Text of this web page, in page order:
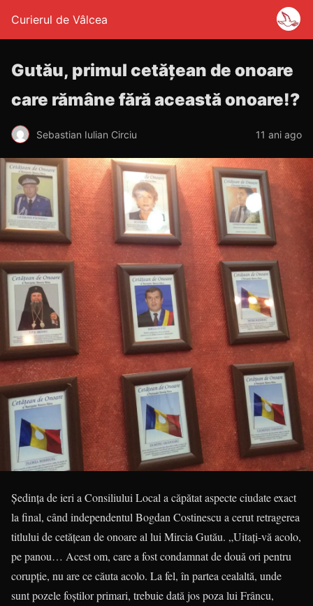
Curierul de Vâlcea
Gutău, primul cetăţean de onoare
care rămâne fără această onoare!?
Sebastian Iulian Circiu 11 ani ago
Şedinţa de ieri a Consiliului Local a căpătat aspecte ciudate exact
la final, când independentul Bogdan Costinescu a cerut retra­ge­rea
titlului de cetăţean de onoa­re al lui Mircia Gutău. „Uitaţi-vă acolo,
pe panou… Acest om, care a fost condamnat de două ori pentru
corupţie, nu are ce căuta acolo. La fel, în partea cealaltă, unde
sunt pozele foştilor primari, trebuie dată jos poza lui Frâncu,